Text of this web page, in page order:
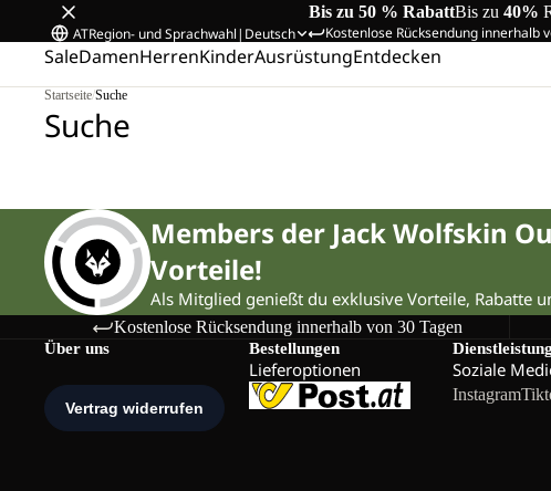
Bis zu 50 % RabattBis zu 40%
Kostenlose Rücksendung innerhalb
ATRegion- und Sprachwahl| Deutsch
SaleDamenHerrenKinderAusrüstungEntdecken
Startseite/Suche
Suche
Members der Jack Wolfskin
Vorteile!
Als Mitglied genießt du exklusive Vorteile, Rabatte
Kostenlose Rücksendung innerhalb von 30 Tagen
Über uns Bestellungen
Lieferoptionen Soziale
Instagram